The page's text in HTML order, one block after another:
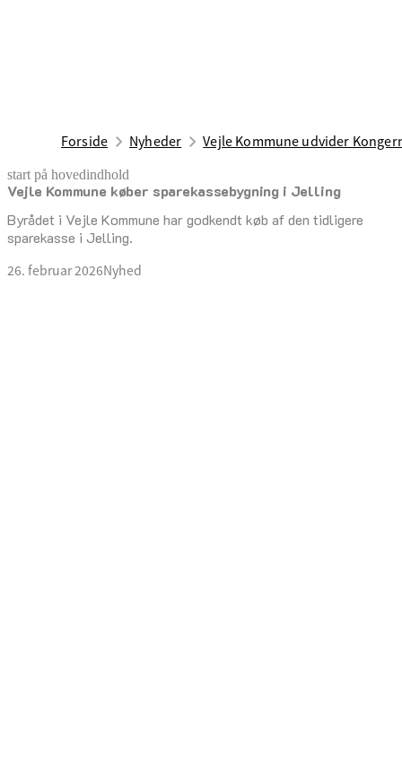
Forside Nyheder Vejle Kommune udvider
start på hovedindhold
Vejle Kommune køber sparekassebygning i Jelling
Byrådet i Vejle Kommune har godkendt køb af den tidligere
sparekasse i Jelling.
26. februar 2026Nyhed
senest opdateret 26. februar 2026